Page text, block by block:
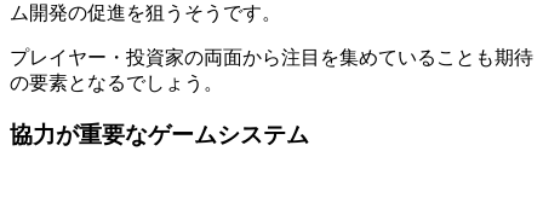
ム開発の促進を狙うそうです。
プレイヤー・投資家の両面から注目を集めていることも期待
の要素となるでしょう。
協力が重要なゲームシステム